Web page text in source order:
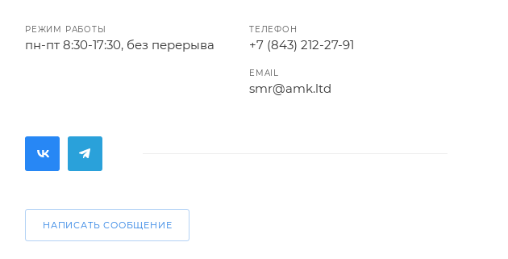
РЕЖИМ РАБОТЫ
пн-пт 8:30-17:30, без перерыва
ТЕЛЕФОН
+7 (843) 212-27-91
EMAIL
smr@amk.ltd
НАПИСАТЬ СООБЩЕНИЕ